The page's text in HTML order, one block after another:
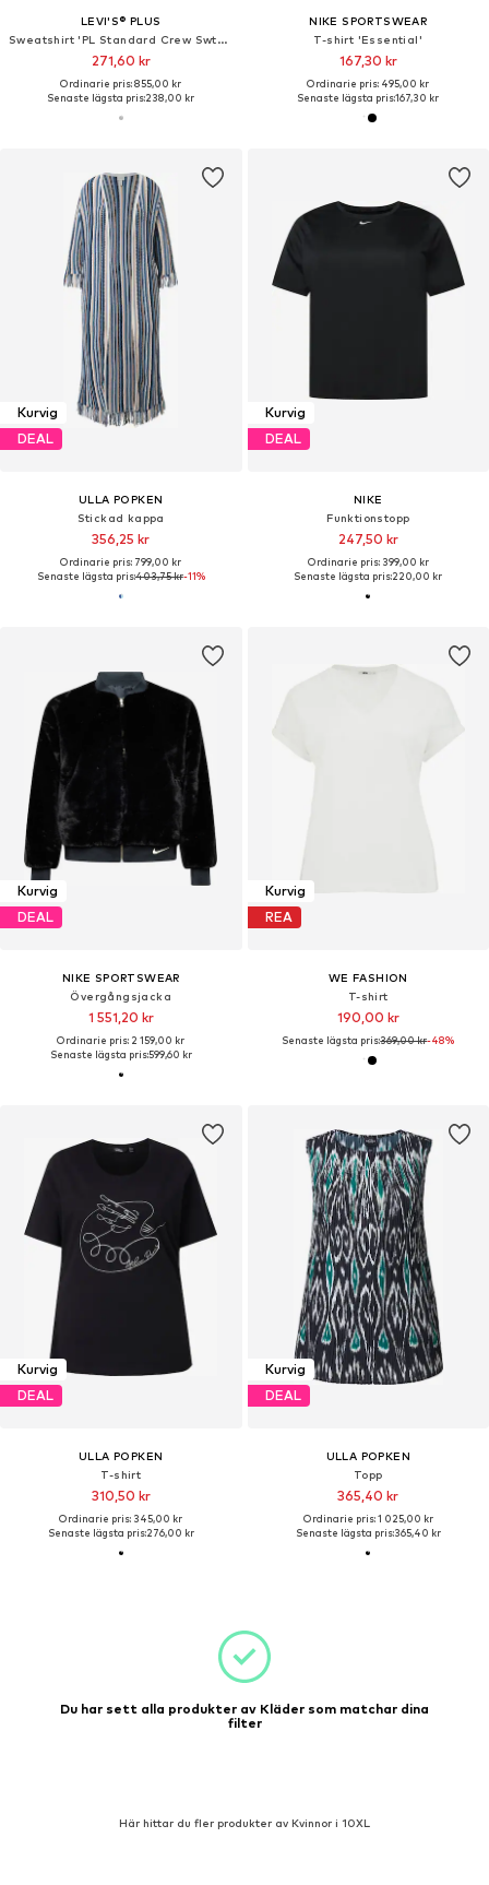
LEVI'S® PLUS
Sweatshirt 'PL Standard Crew Swtshrt'
271,60 kr
Ordinarie pris: 855,00 kr
Senaste lägsta pris:238,00 kr
NIKE SPORTSWEAR
T-shirt 'Essential'
167,30 kr
Ordinarie pris: 495,00 kr
Senaste lägsta pris:167,30 kr
Kurvig
DEAL
ULLA POPKEN
Stickad kappa
356,25 kr
Ordinarie pris: 799,00 kr
Senaste lägsta pris:403,75 kr-11%
Kurvig
DEAL
NIKE
Funktionstopp
247,50 kr
Ordinarie pris: 399,00 kr
Senaste lägsta pris:220,00 kr
Kurvig
DEAL
NIKE SPORTSWEAR
Övergångsjacka
1 551,20 kr
Ordinarie pris: 2 159,00 kr
Senaste lägsta pris:599,60 kr
Kurvig
REA
WE FASHION
T-shirt
190,00 kr
Senaste lägsta pris:369,00 kr-48%
Kurvig
DEAL
ULLA POPKEN
T-shirt
310,50 kr
Ordinarie pris: 345,00 kr
Senaste lägsta pris:276,00 kr
Kurvig
DEAL
ULLA POPKEN
Topp
365,40 kr
Ordinarie pris: 1 025,00 kr
Senaste lägsta pris:365,40 kr
Du har sett alla produkter av Kläder som matchar dina
filter
Här hittar du fler produkter av Kvinnor i 10XL